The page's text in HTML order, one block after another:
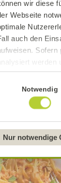
wir diese
Webseite
auch den
analysiert
Näheres über
Notwendig
Nur notwendige
vegan,
sich über